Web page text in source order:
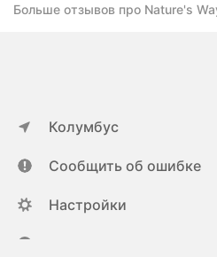
Больше отзывов про Nature's
Колумбус
Сообщить об ошибке
Настройки